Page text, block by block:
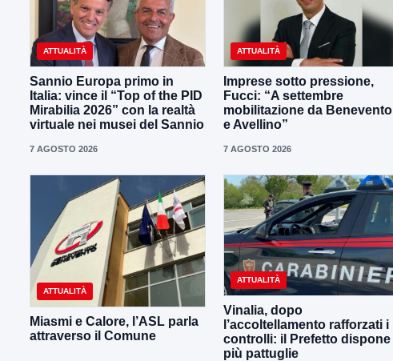
ATTUALITÀ
Sannio Europa primo in
Italia: vince il “Top of the PID
Mirabilia 2026” con la realtà
virtuale nei musei del Sannio
7 AGOSTO 2026
ATTUALITÀ
Imprese sotto pressione,
Fucci: “A settembre
mobilitazione da Benevento
e Avellino”
7 AGOSTO 2026
ATTUALITÀ
Miasmi e Calore, l’ASL parla
attraverso il Comune
ATTUALITÀ
Vinalia, dopo
l’accoltellamento rafforzati i
controlli: il Prefetto dispone
più pattuglie